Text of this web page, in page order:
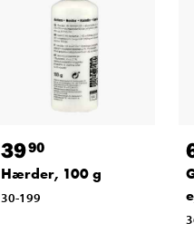
3990
Hærder, 100 g
30-199